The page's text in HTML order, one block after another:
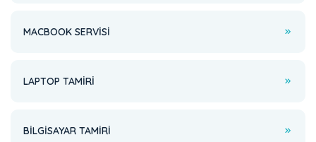
MACBOOK SERVISI
LAPTOP TAMIRI
BILGISAYAR TAMIRI